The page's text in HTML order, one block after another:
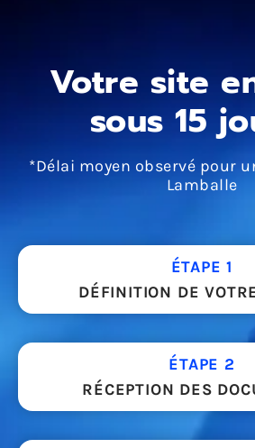
Votre site
sous 15
*Délai moyen observé pour
Lamballe
ÉTAPE 1
DÉFINITION DE
ÉTAPE 2
RÉCEPTION DES